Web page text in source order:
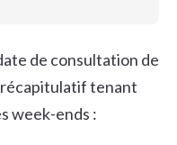
de consultation de
tenant
week-ends :